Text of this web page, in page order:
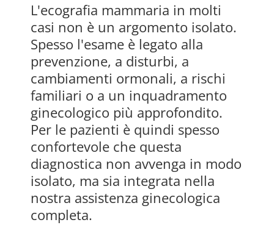
L'ecografia mammaria in molti
casi non è un argomento isolato.
Spesso l'esame è legato alla
prevenzione, a disturbi, a
cambiamenti ormonali, a rischi
familiari o a un inquadramento
ginecologico più approfondito.
Per le pazienti è quindi spesso
confortevole che questa
diagnostica non avvenga in modo
isolato, ma sia integrata nella
nostra assistenza ginecologica
completa.